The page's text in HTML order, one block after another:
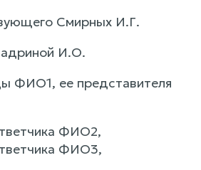
Смирных И.Г.
И.О.
ФИО1, ее представителя
ФИО2,
ФИО3,